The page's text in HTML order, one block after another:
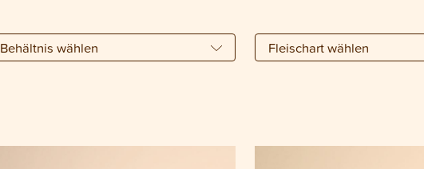
Behältnis wählen Fleischart wählen